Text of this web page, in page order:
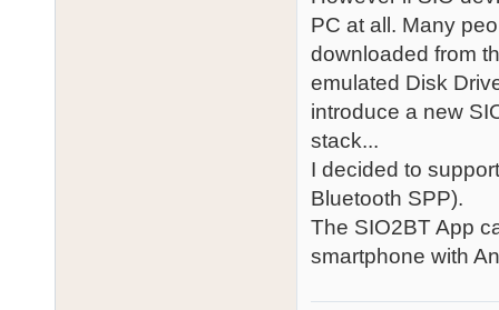
PC at all. Many
downloaded from
emulated Disk
introduce a new
stack...
I decided to
Bluetooth SPP).
The SIO2BT App
smartphone with